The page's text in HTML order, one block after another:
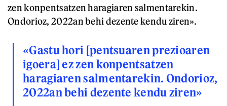
zen konpentsatzen haragiaren salmentarekin.
Ondorioz, 2022an behi dezente kendu ziren».
«Gastu hori [pentsuaren prezioaren
igoera] ez zen konpentsatzen
haragiaren salmentarekin. Ondorioz,
2022an behi dezente kendu ziren»